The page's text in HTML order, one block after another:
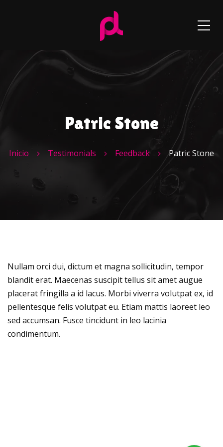
Patric Stone
Inicio Testimonials Feedback Patric Stone
Nullam orci dui, dictum et magna sollicitudin, tempor
blandit erat. Maecenas suscipit tellus sit amet augue
placerat fringilla a id lacus. Morbi viverra volutpat ex, id
pellentesque felis volutpat eu. Etiam mattis laoreet leo
sed accumsan. Fusce tincidunt in leo lacinia
condimentum.